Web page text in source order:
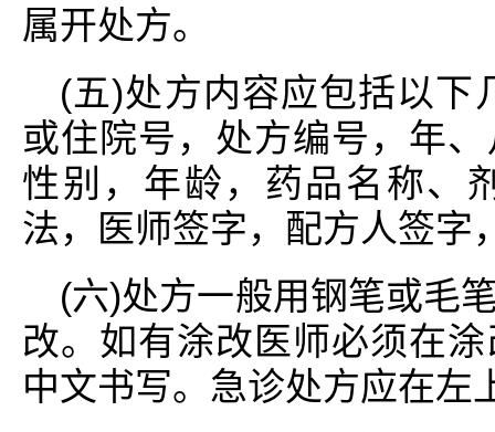
属开处方。
(五)处方内容应包括以下
或住院号，处方编号，年
性别，年龄，药品名称、
法，医师签字，配方人签字
(六)处方一般用钢笔或毛
改。如有涂改医师必须在
中文书写。急诊处方应在左